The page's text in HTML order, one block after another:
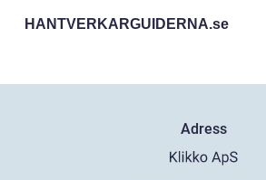
HANTVERKARGUIDERNA.se
Adress